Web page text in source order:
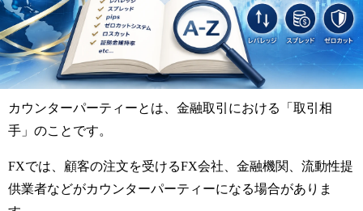
カウンターパーティーとは、金融取引における「取引相
手」のことです。
FXでは、顧客の注文を受けるFX会社、金融機関、流動性提
供業者などがカウンターパーティーになる場合がありま